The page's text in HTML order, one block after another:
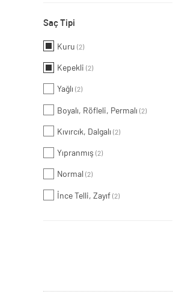
Saç Tipi
Kuru (2)
Kepekli (2)
Yağlı (2)
Boyalı, Röfleli, Permalı (2)
Kıvırcık, Dalgalı (2)
Yıpranmış (2)
Normal (2)
İnce Telli, Zayıf (2)